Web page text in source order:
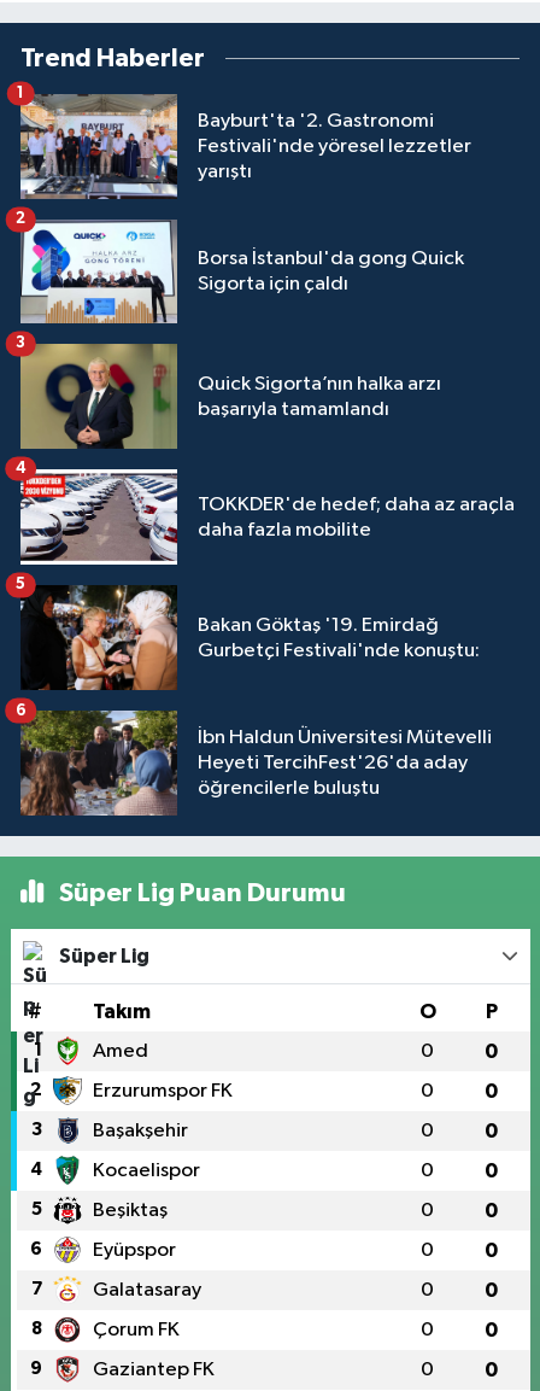
Trend Haberler
Bayburt'ta '2. Gastronomi
Festivali'nde yöresel lezzetler
yarıştı
1
Borsa İstanbul'da gong Quick
Sigorta için çaldı
2
Quick Sigorta’nın halka arzı
başarıyla tamamlandı
3
TOKKDER'de hedef; daha az araçla
daha fazla mobilite
4
Bakan Göktaş '19. Emirdağ
Gurbetçi Festivali'nde konuştu:
5
İbn Haldun Üniversitesi Mütevelli
Heyeti TercihFest'26'da aday
öğrencilerle buluştu
6
Süper Lig Puan Durumu
Süper Lig
# Takım O P
1 Amed 0 0
2 Erzurumspor FK 0 0
3 Başakşehir 0 0
4 Kocaelispor 0 0
5 Beşiktaş 0 0
6 Eyüpspor 0 0
7 Galatasaray 0 0
8 Çorum FK 0 0
9 Gaziantep FK 0 0